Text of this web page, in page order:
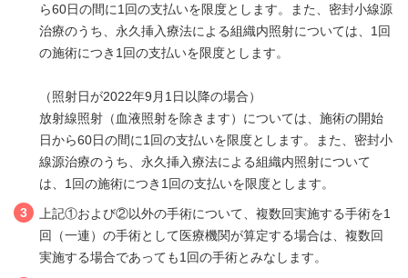
ら60日の間に1回の支払いを限度とします。また、密封小線源
治療のうち、永久挿入療法による組織内照射については、1回
の施術につき1回の支払いを限度とします。
（照射日が2022年9月1日以降の場合）
放射線照射（血液照射を除きます）については、施術の開始
日から60日の間に1回の支払いを限度とします。また、密封小
線源治療のうち、永久挿入療法による組織内照射について
は、1回の施術につき1回の支払いを限度とします。
3
上記①および②以外の手術について、複数回実施する手術を1
回（一連）の手術として医療機関が算定する場合は、複数回
実施する場合であっても1回の手術とみなします。